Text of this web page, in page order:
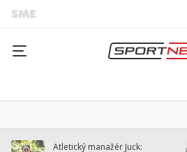
Atletický manažér Juck: